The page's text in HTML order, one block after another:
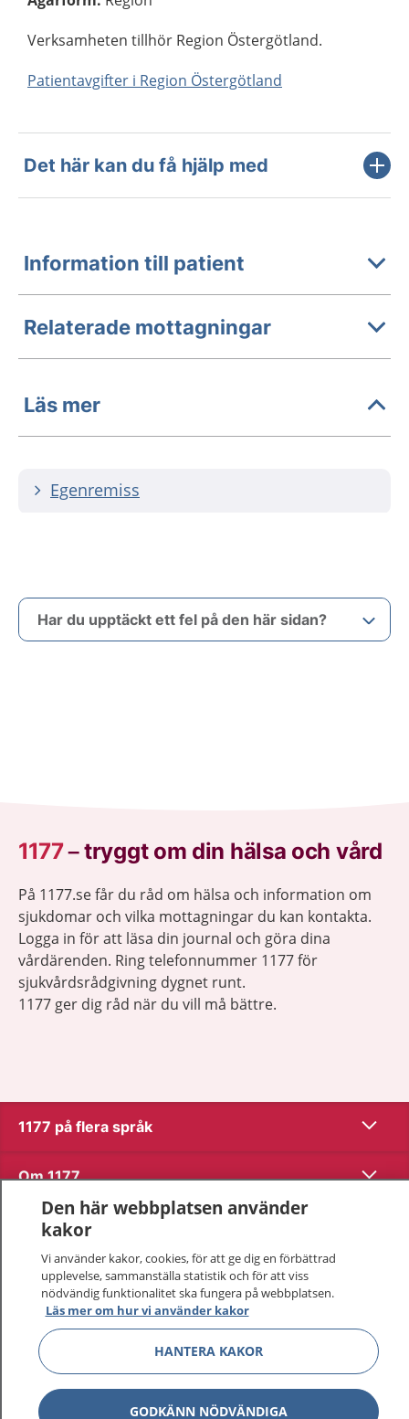
Verksamheten tillhör Region Östergötland.
Patientavgifter i Region Östergötland
Det här kan du få hjälp med
Information till patient
Relaterade mottagningar
Läs mer
Egenremiss
Har du upptäckt ett fel på den här sidan?
1177–tryggt om din hälsa och vård
På 1177.se får du råd om hälsa och information om
sjukdomar och vilka mottagningar du kan kontakta.
Logga in för att läsa din journal och göra dina
vårdärenden. Ring telefonnummer 1177 för
sjukvårdsrådgivning dygnet runt.
1177 ger dig råd när du vill må bättre.
1177 på flera språk Visa
Om 1177 Visa
Kontakt
Behandling av personuppgifter
Hantering av kakor
Inställningar för kakor
Den här webbplatsen använder
kakor
Vi använder kakor, cookies, för att ge dig en förbättrad
upplevelse, sammanställa statistik och för att viss
nödvändig funktionalitet ska fungera på webbplatsen.
Läs mer om hur vi använder kakor
HANTERA KAKOR
GODKÄNN NÖDVÄNDIGA